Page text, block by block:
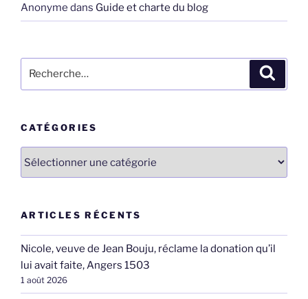
Anonyme dans Guide et charte du blog
pour
CATÉGORIES
ARTICLES RÉCENTS
Nicole, veuve de Jean Bouju, réclame la donation qu’il
lui avait faite, Angers 1503
1 août 2026